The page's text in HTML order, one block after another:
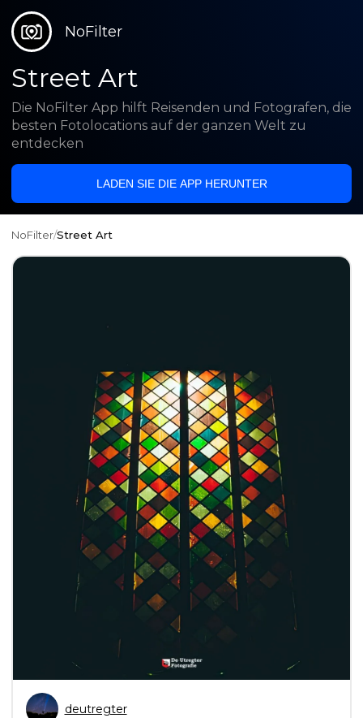
NoFilter
Street Art
Die NoFilter App hilft Reisenden und Fotografen, die
besten Fotolocations auf der ganzen Welt zu
entdecken
LADEN SIE DIE APP HERUNTER
NoFilter/Street Art
deutregter